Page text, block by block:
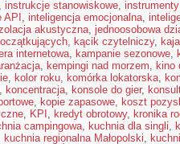
, instrukcje stanowiskowe,
, inteligencja emocjonalna,
akustyczna, jednoosobowa
, kącik czytelniczy,
internetowa, kampanie sezonowe,
, kempingi nad morzem, kino
, kolor roku, komórka lokatorska,
, koncentracja, konsole do gier,
, kopie zapasowe, koszt
, KPI , kredyt obrotowy, kronika
campingowa, kuchnia dla singli,
kuchnia regionalna Małopolski,